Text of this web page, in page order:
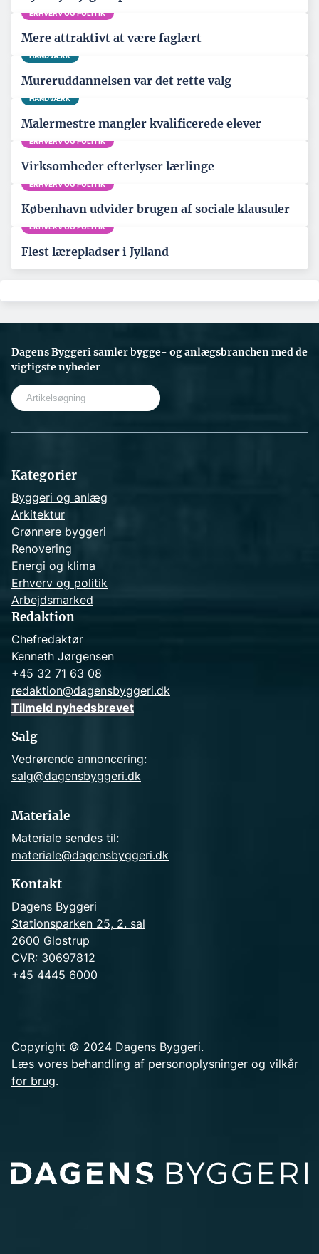
ERHVERV OG POLITIK
Mere attraktivt at være faglært
HÅNDVÆRK
Mureruddannelsen var det rette valg
HÅNDVÆRK
Malermestre mangler kvalificerede elever
ERHVERV OG POLITIK
Virksomheder efterlyser lærlinge
ERHVERV OG POLITIK
København udvider brugen af sociale klausuler
ERHVERV OG POLITIK
Flest lærepladser i Jylland
Dagens Byggeri samler bygge- og anlægsbranchen med de
vigtigste nyheder
Kategorier
Byggeri og anlæg
Arkitektur
Grønnere byggeri
Renovering
Energi og klima
Erhverv og politik
Arbejdsmarked
Redaktion
Chefredaktør
Kenneth Jørgensen
+45 32 71 63 08
redaktion@dagensbyggeri.dk
Tilmeld nyhedsbrevet
Salg
Vedrørende annoncering:
salg@dagensbyggeri.dk
Materiale
Materiale sendes til:
materiale@dagensbyggeri.dk
Kontakt
Dagens Byggeri
Stationsparken 25, 2. sal
2600 Glostrup
CVR: 30697812
+45 4445 6000
Copyright © 2024 Dagens Byggeri.
Læs vores behandling af personoplysninger og vilkår
for brug.